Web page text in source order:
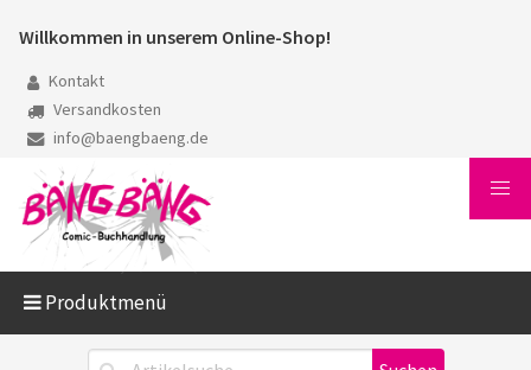
Willkommen in unserem Online-Shop!
Kontakt
Versandkosten
info@baengbaeng.de
Produktmenü